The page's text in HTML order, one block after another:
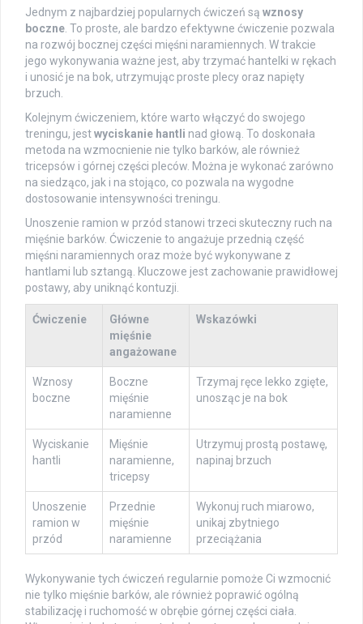
Jednym z najbardziej popularnych ćwiczeń są wznosy
boczne. To proste, ale bardzo efektywne ćwiczenie pozwala
na rozwój bocznej części mięśni naramiennych. W trakcie
jego wykonywania ważne jest, aby trzymać hantelki w rękach
i unosić je na bok, utrzymując proste plecy oraz napięty
brzuch.
Kolejnym ćwiczeniem, które warto włączyć do swojego
treningu, jestwyciskanie hantli nad głową. To doskonała
metoda na wzmocnienie nie tylko barków, ale również
tricepsów i górnej części pleców. Można je wykonać zarówno
na siedząco, jak i na stojąco, co pozwala na wygodne
dostosowanie intensywności treningu.
Unoszenie ramion w przód stanowi trzeci skuteczny ruch na
mięśnie barków. Ćwiczenie to angażuje przednią część
mięśni naramiennych oraz może być wykonywane z
hantlami lub sztangą. Kluczowe jest zachowanie prawidłowej
postawy, aby uniknąć kontuzji.
Ćwiczenie
Główne
mięśnie
angażowane
Wskazówki
Wznosy
boczne
Boczne
mięśnie
naramienne
Trzymaj ręce lekko zgięte,
unosząc je na bok
Wyciskanie
hantli
Mięśnie
naramienne,
tricepsy
Utrzymuj prostą postawę,
napinaj brzuch
Unoszenie
ramion w
przód
Przednie
mięśnie
naramienne
Wykonuj ruch miarowo,
unikaj zbytniego
przeciążania
Wykonywanie tych ćwiczeń regularnie pomoże Ci wzmocnić
nie tylko mięśnie barków, ale również poprawić ogólną
stabilizację i ruchomość w obrębie górnej części ciała.